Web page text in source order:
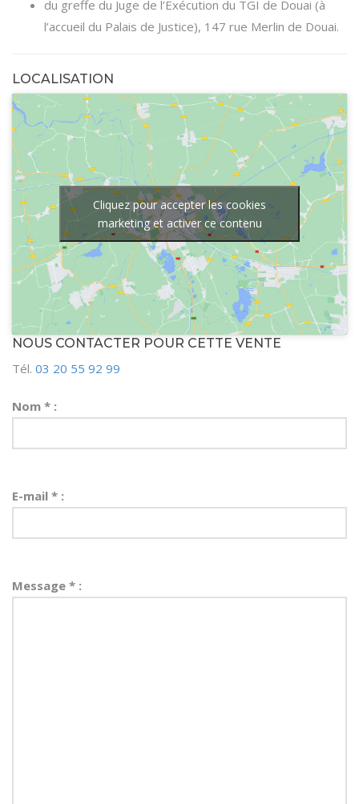
du greffe du Juge de l’Exécution du TGI de Douai (à
l’accueil du Palais de Justice), 147 rue Merlin de Douai.
LOCALISATION
Cliquez pour accepter les cookies
marketing et activer ce contenu
NOUS CONTACTER POUR CETTE VENTE
Tél. 03 20 55 92 99
Nom * :
E-mail * :
Message * :